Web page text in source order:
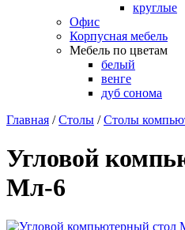
круглые
Офис
Корпусная мебель
Мебель по цветам
белый
венге
дуб сонома
Главная / Столы / Столы
Угловой
Мл-6